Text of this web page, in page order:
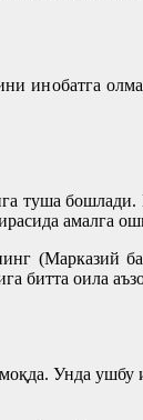
инобатга
бошлади.
амалга
(Марказий
битта оила
Унда